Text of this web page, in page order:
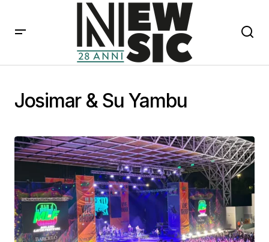
Josimar & Su Yambu